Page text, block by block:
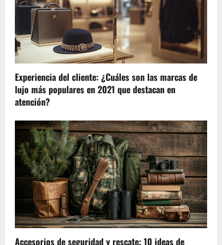
Experiencia del cliente: ¿Cuáles son las marcas de
lujo más populares en 2021 que destacan en
atención?
Accesorios de seguridad y rescate: 10 ideas de